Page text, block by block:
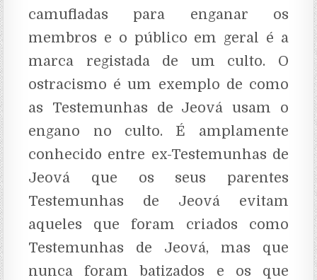
camufladas para enganar os
membros e o público em geral é a
marca registada de um culto. O
ostracismo é um exemplo de como
as Testemunhas de Jeová usam o
engano no culto. É amplamente
conhecido entre ex-Testemunhas de
Jeová que os seus parentes
Testemunhas de Jeová evitam
aqueles que foram criados como
Testemunhas de Jeová, mas que
nunca foram batizados e os que